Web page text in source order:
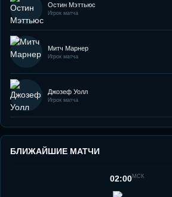
Остин Мэттьюс
Игрок матча
Митч Марнер
Игрок матча
Джозеф Уолл
Игрок матча
БЛИЖАЙШИЕ МАТЧИ
02:00МСК